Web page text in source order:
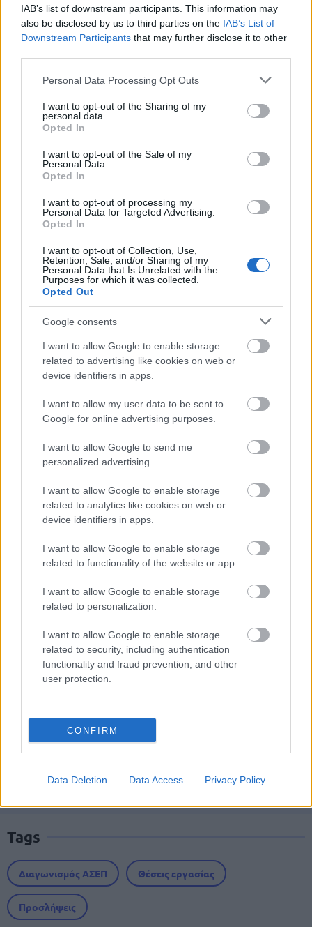
IAB’s list of downstream participants. This information may
also be disclosed by us to third parties on the IAB’s List of
Downstream Participants that may further disclose it to other
Please note that this website/app uses one or more Google
not limited to your visit or usage behaviour. You may click to
grant or deny consent to Google and its third-party tags to
use your data for below specified purposes in below Google
consent section.
Personal Data Processing Opt Outs
I want to opt-out of the Sharing of my
personal data.
Opted In
I want to opt-out of the Sale of my
Personal Data.
Opted In
I want to opt-out of processing my
Personal Data for Targeted Advertising.
Opted In
I want to opt-out of Collection, Use,
Retention, Sale, and/or Sharing of my
Personal Data that Is Unrelated with the
Purposes for which it was collected.
Opted Out
Google consents
I want to allow Google to enable storage
related to advertising like cookies on web or
device identifiers in apps.
I want to allow my user data to be sent to
Google for online advertising purposes.
I want to allow Google to send me
personalized advertising.
I want to allow Google to enable storage
related to analytics like cookies on web or
device identifiers in apps.
I want to allow Google to enable storage
related to functionality of the website or app.
I want to allow Google to enable storage
related to personalization.
I want to allow Google to enable storage
related to security, including authentication
functionality and fraud prevention, and other
user protection.
CONFIRM
Data Deletion Data Access Privacy Policy
μόνο 2 ημέρες στα χέρια σας
Πιστοποίηση Υπολογιστών σε 2
μέρες
Μάθε πρώτος όλες τις σημαντικές
ειδήσεις.
Βάλε το proson.gr στα αποτελέσματα
αναζήτησης της Google
Δημοφιλείς Ειδήσεις
Αλλάζουν τα χαρτονομίσματα ευρώ –
Οριστικά εκτός το 500ευρο
Τι σημαίνει η λέξη «προικοδότης»
ΑΣΕΠ: Αυτές είναι οι δύο επόμενες
προκηρύξεις «μαμούθ» (με μόρια)
ΑΣΕΠ - Μόνιμες προσλήψεις στη
Δημοτική Αστυνομία: Νέα οριστικά
Tags
Διαγωνισμός ΑΣΕΠ Θέσεις εργασίας
Προσλήψεις